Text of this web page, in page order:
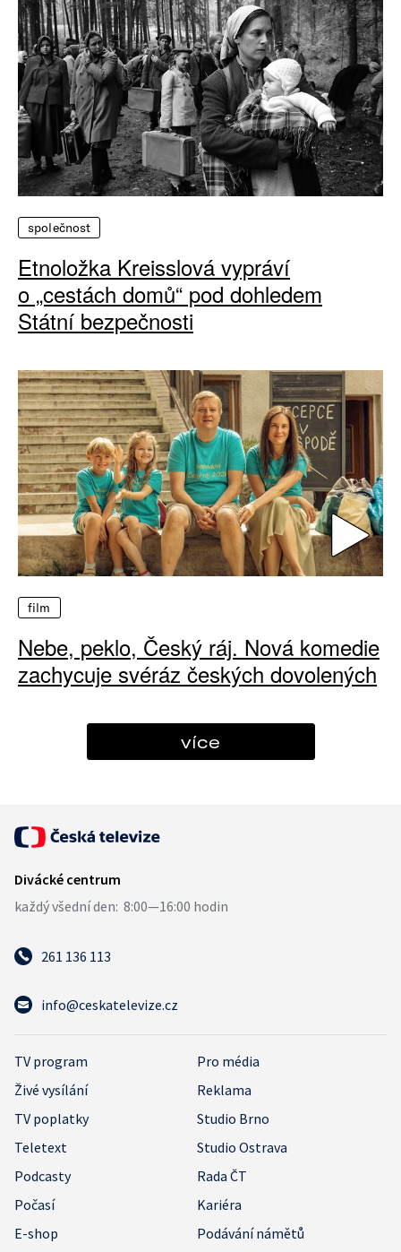
společnost
Etnoložka Kreisslová vypráví
o „cestách domů“ pod dohledem
Státní bezpečnosti
film
Nebe, peklo, Český ráj. Nová komedie
zachycuje svéráz českých dovolených
více
261 136 113
info@ceskatelevize.cz
TV program
Pro média
Živé vysílání
Reklama
TV poplatky
Studio Brno
Teletext
Studio Ostrava
Podcasty
Rada ČT
Počasí
Kariéra
E-shop
Podávání námětů